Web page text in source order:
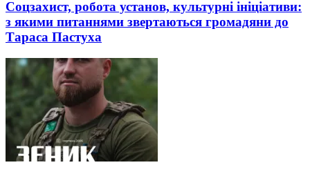
Соцзахист, робота установ, культурні ініціативи:
з якими питаннями звертаються громадяни до
Тараса Пастуха